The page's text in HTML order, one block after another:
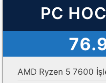
PC
AMD Ryzen 5 7600